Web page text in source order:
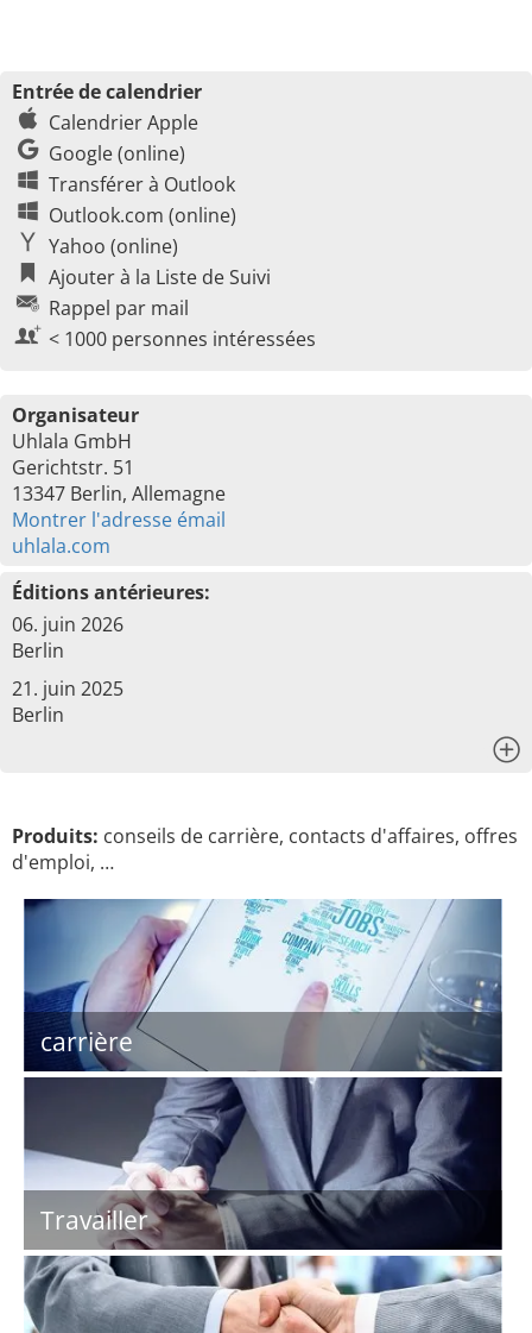
Entrée de calendrier
Calendrier Apple
Google (online)
Transférer à Outlook
Outlook.com (online)
Yahoo (online)
Ajouter à la Liste de Suivi
Rappel par mail
< 1000 personnes intéressées
Organisateur
Uhlala GmbH
Gerichtstr. 51
13347 Berlin, Allemagne
Montrer l'adresse émail
uhlala.com
Éditions antérieures:
06. juin 2026
Berlin
21. juin 2025
Berlin
Produits: conseils de carrière, contacts d'affaires, offres
d'emploi, …
carrière
Travailler